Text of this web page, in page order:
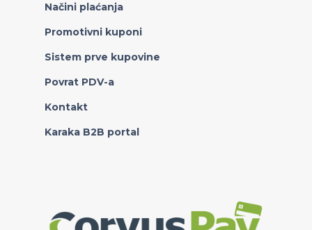
Načini plaćanja
Promotivni kuponi
Sistem prve kupovine
Povrat PDV-a
Kontakt
Karaka B2B portal